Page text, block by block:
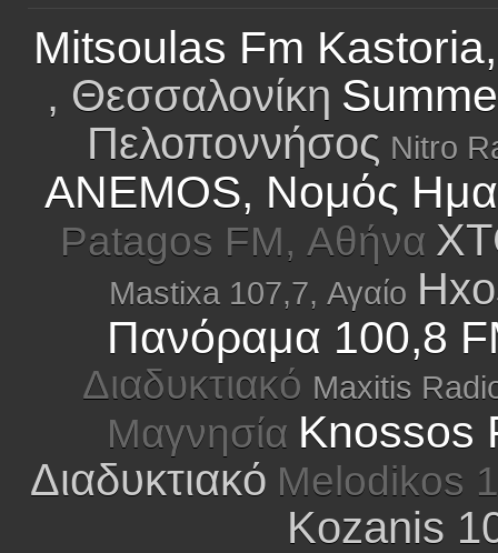
Mitsoulas Fm Kastoria,
, Θεσσαλονίκη
Πελοποννήσος Nitro
ANEMOS, Νομός
Patagos FM, Αθήνα
Mastixa 107,7, Αγαίο
Πανόραμα 100,8
Διαδυκτιακό Maxitis
Μαγνησία Knossos
Διαδυκτιακό Melodikos
Kozanis